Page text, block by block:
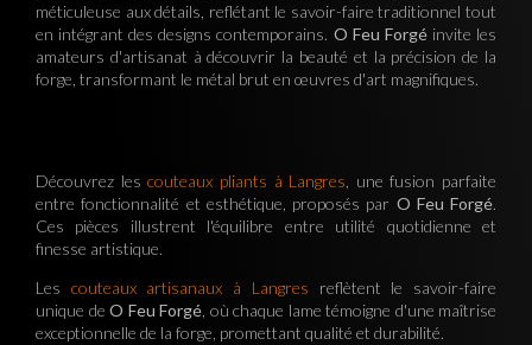
méticuleuse aux détails, reflétant le savoir-faire traditionnel tout
en intégrant des designs contemporains. O Feu Forgéinvite les
amateurs d'artisanat à découvrir la beauté et la précision de la
forge, transformant le métal brut en œuvres d'art magnifiques.
Découvrez lescouteaux pliants à Langres , une fusion parfaite
entre fonctionnalité et esthétique, proposés par O Feu Forgé.
Ces pièces illustrent l'équilibre entre utilité quotidienne et
finesse artistique.
Les couteaux artisanaux à Langres reflètent le savoir-faire
unique de O Feu Forgé , où chaque lame témoigne d'une maîtrise
exceptionnelle de la forge, promettant qualité et durabilité.